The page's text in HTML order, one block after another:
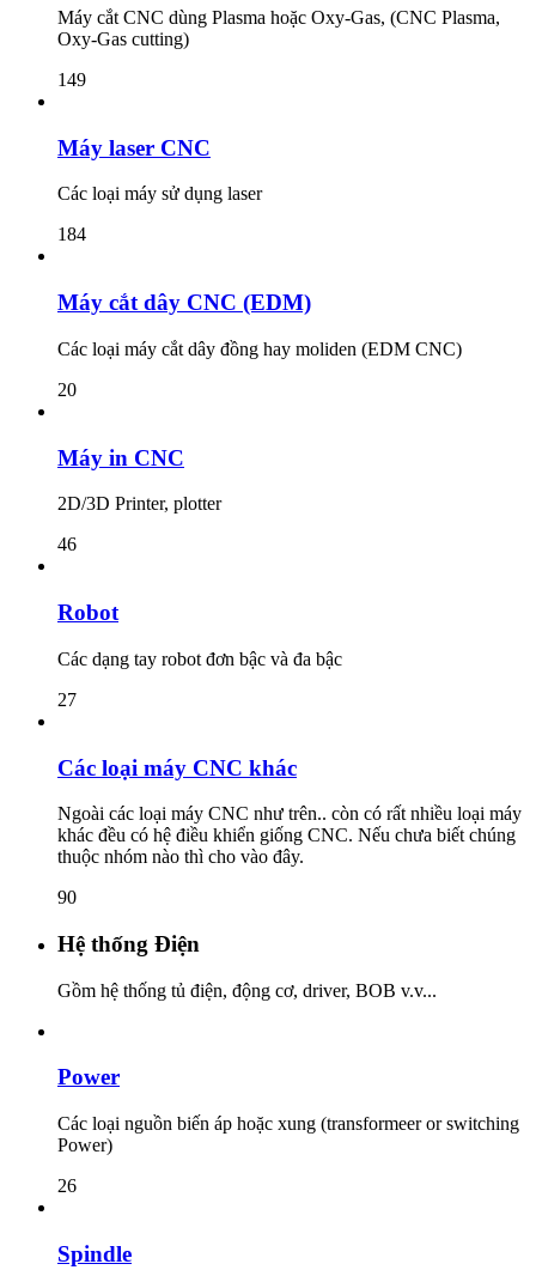
Máy cắt CNC dùng Plasma hoặc Oxy-Gas, (CNC Plasma,
Oxy-Gas cutting)
149
Máy laser CNC
Các loại máy sử dụng laser
184
Máy cắt dây CNC (EDM)
Các loại máy cắt dây đồng hay moliden (EDM CNC)
20
Máy in CNC
2D/3D Printer, plotter
46
Robot
Các dạng tay robot đơn bậc và đa bậc
27
Các loại máy CNC khác
Ngoài các loại máy CNC như trên.. còn có rất nhiều loại máy
khác đều có hệ điều khiển giống CNC. Nếu chưa biết chúng
thuộc nhóm nào thì cho vào đây.
90
Hệ thống Điện
Gồm hệ thống tủ điện, động cơ, driver, BOB v.v...
Power
Các loại nguồn biến áp hoặc xung (transformeer or switching
Power)
26
Spindle